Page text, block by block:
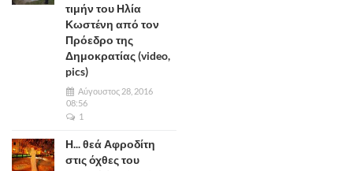
τιμήν του Ηλία
Κωστένη από τον
Πρόεδρο της
Δημοκρατίας (video,
pics)
Αύγουστος 28, 2016
08:56
1
Η... θεά Αφροδίτη
στις όχθες του